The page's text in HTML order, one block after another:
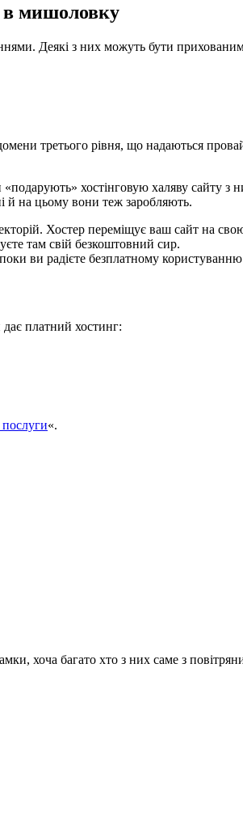
в мишоловку
Деякі з них можуть бути
третього рівня, що надаються
хостінговую халяву сайту з
й на цьому вони теж заробляють.
Хостер переміщує ваш сайт на
там свій безкоштовний сир.
ви радієте безплатному
дає платний хостинг:
«.
хоча багато хто з них саме з